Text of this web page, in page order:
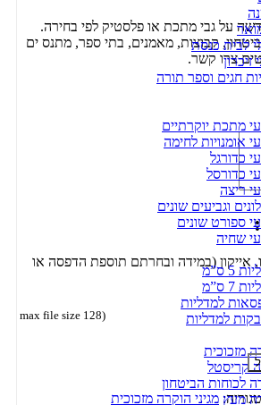
לבית כנסת
זיכרון
חגים וספר תורה
מתכת יוקרתיים
אומנויות לחימה
כדורגל
כדורסל
ריצה
וגביעים שונים
ספורט שונים
שחיה
5 ס”מ
7 ס”מ
למדליות
למדליות
מזכוכית
קריסטל
לכוחות הביטחון
מעץ
על גבי מתכת או פלסטיק לפי בחירה.
קבוצות, מאמנים, בתי ספר, מתנס ים
צרו קשר.
אייקון (במידה ובחרתם תוספת הדפסה או
(max file size 128
מגיני הוקרה מזכוכית